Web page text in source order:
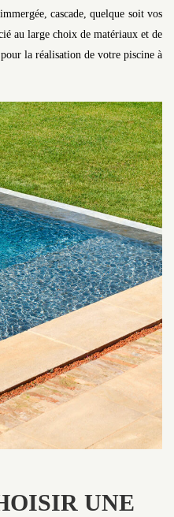
cascade, quelque soit vos
au large choix de matériaux et de
la réalisation de votre piscine à
UNE